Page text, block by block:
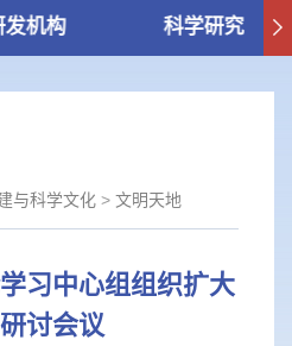
发机构 科学研究
与科学文化 > 文明天地
习中心组组织扩大
讨会议